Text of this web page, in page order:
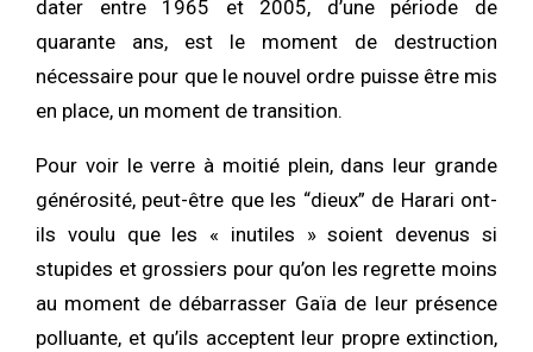
dater entre 1965 et 2005, d’une période de
quarante ans, est le moment de destruction
nécessaire pour que le nouvel ordre puisse être mis
en place, un moment de transition.
Pour voir le verre à moitié plein, dans leur grande
générosité, peut-être que les “dieux” de Harari ont-
ils voulu que les « inutiles » soient devenus si
stupides et grossiers pour qu’on les regrette moins
au moment de débarrasser Gaïa de leur présence
polluante, et qu’ils acceptent leur propre extinction,